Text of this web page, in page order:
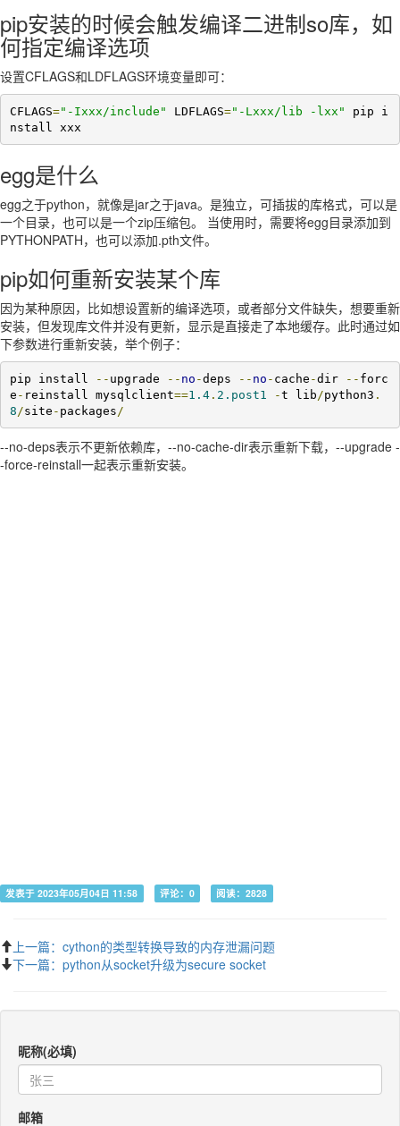
pip安装的时候会触发编译二进制so库，如
何指定编译选项
设置CFLAGS和LDFLAGS环境变量即可：
CFLAGS="-Ixxx/include" LDFLAGS="-Lxxx/lib -lxx" pip i
nstall xxx
egg是什么
egg之于python，就像是jar之于java。是独立，可插拔的库格式，可以是
一个目录，也可以是一个zip压缩包。 当使用时，需要将egg目录添加到
PYTHONPATH，也可以添加.pth文件。
pip如何重新安装某个库
因为某种原因，比如想设置新的编译选项，或者部分文件缺失，想要重新
安装，但发现库文件并没有更新，显示是直接走了本地缓存。此时通过如
下参数进行重新安装，举个例子：
pip install -- upgrade -- no -deps -- no - cache -dir -- forc
e - reinstall mysqlclient==1.4. 2.post1 -t lib /python3 .
8 /site - packages /
--no-deps表示不更新依赖库，--no-cache-dir表示重新下载，--upgrade -
-force-reinstall一起表示重新安装。
发表于 2023年05月04日 11:58 评论：0 阅读：2828
上一篇：cython的类型转换导致的内存泄漏问题
下一篇：python从socket升级为secure socket
昵称(必填)
邮箱